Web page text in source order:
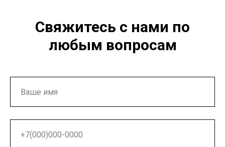
Свяжитесь с нами по
любым вопросам